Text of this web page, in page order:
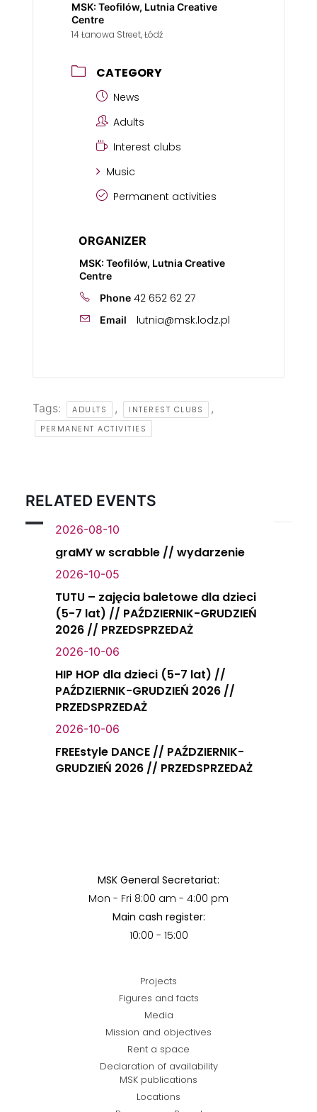
MSK: Teofilów, Lutnia Creative
Centre
14 Łanowa Street, Łódź
CATEGORY
News
Adults
Interest clubs
Music
Permanent activities
ORGANIZER
MSK: Teofilów, Lutnia Creative
Centre
Phone 42 652 62 27
Email lutnia@msk.lodz.pl
Tags: ADULTS , INTEREST CLUBS ,
PERMANENT ACTIVITIES
RELATED EVENTS
2026-08-10
graMY w scrabble // wydarzenie
2026-10-05
TUTU – zajęcia baletowe dla dzieci
(5-7 lat) // PAŹDZIERNIK-GRUDZIEŃ
2026 // PRZEDSPRZEDAŻ
2026-10-06
HIP HOP dla dzieci (5-7 lat) //
PAŹDZIERNIK-GRUDZIEŃ 2026 //
PRZEDSPRZEDAŻ
2026-10-06
FREEstyle DANCE // PAŹDZIERNIK-
GRUDZIEŃ 2026 // PRZEDSPRZEDAŻ
MSK General Secretariat:
Mon - Fri 8:00 am - 4:00 pm
Main cash register:
10:00 - 15:00
Projects
Figures and facts
Media
Mission and objectives
Rent a space
Declaration of availability
MSK publications
Locations